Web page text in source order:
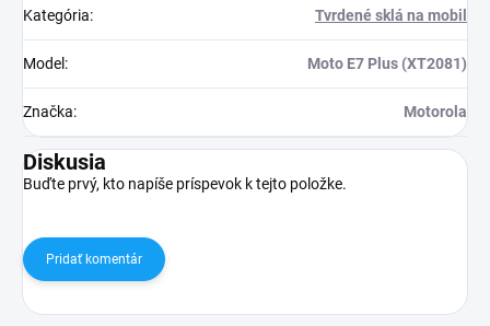
Kategória: Tvrdené sklá na mobil
Model : Moto E7 Plus (XT2081)
Značka: Motorola
Diskusia
Buďte prvý, kto napíše príspevok k tejto položke.
Pridať komentár